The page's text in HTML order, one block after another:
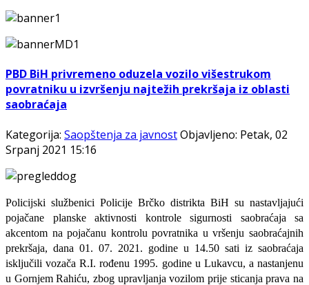
PBD BiH privremeno oduzela vozilo višestrukom
povratniku u izvršenju najtežih prekršaja iz oblasti
saobraćaja
Kategorija: Saopštenja za javnostObjavljeno: Petak, 02
Srpanj 2021 15:16
Policijski službenici Policije Brčko distrikta BiH su nastavljajući
pojačane planske aktivnosti kontrole sigurnosti saobraćaja sa
akcentom na pojačanu kontrolu povratnika u vršenju saobraćajnih
prekršaja, dana 01. 07. 2021. godine u 14.50 sati iz saobraćaja
isključili vozača R.I. rođenu 1995. godine u Lukavcu, a nastanjenu
u Gornjem Rahiću, zbog upravljanja vozilom prije sticanja prava na